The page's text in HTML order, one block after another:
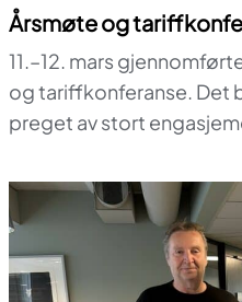
Årsmøte og
11.–12. mars
og tariffkonferanse. Det
preget av stort